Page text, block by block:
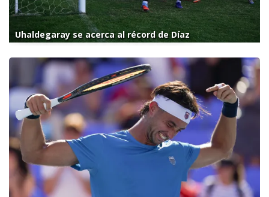
Uhaldegaray se acerca al récord de Díaz